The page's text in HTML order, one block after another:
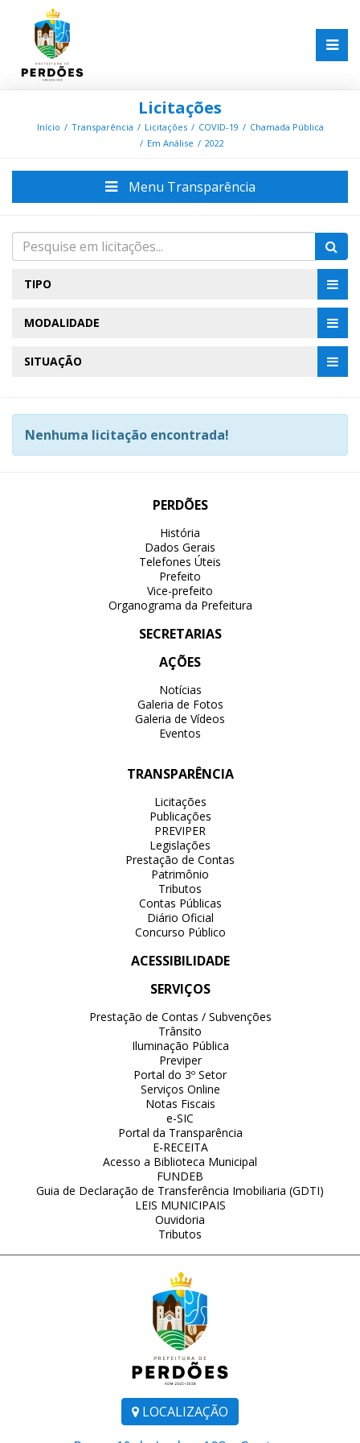
Licitações
Início Transparência Licitações COVID-19
Chamada Pública
Em Análise
2022
Menu Transparência
TIPO
MODALIDADE
SITUAÇÃO
Nenhuma licitação encontrada!
LOCALIZAÇÃO
PERDÕES
História
Dados Gerais
Telefones Úteis
Prefeito
Vice-prefeito
Organograma da Prefeitura
SECRETARIAS
AÇÕES
Notícias
Galeria de Fotos
Galeria de Vídeos
Eventos
TRANSPARÊNCIA
Licitações
Publicações
PREVIPER
Legislações
Prestação de Contas
Patrimônio
Tributos
Contas Públicas
Diário Oficial
Concurso Público
ACESSIBILIDADE
SERVIÇOS
Prestação de Contas / Subvenções
Trânsito
Iluminação Pública
Previper
Portal do 3º Setor
Serviços Online
Notas Fiscais
e-SIC
Portal da Transparência
E-RECEITA
Acesso a Biblioteca Municipal
FUNDEB
Guia de Declaração de Transferência Imobiliaria (GDTI)
LEIS MUNICIPAIS
Ouvidoria
Tributos